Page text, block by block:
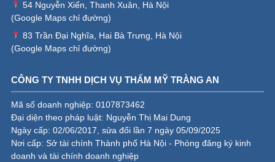
54 Nguyễn Xiển, Thanh Xuân, Hà Nội
(Google Maps chỉ đường)
83 Trần Đại Nghĩa, Hai Bà Trưng, Hà Nội
(Google Maps chỉ đường)
CÔNG TY TNHH DỊCH VỤ THẨM MỸ TRÀNG AN
Mã số doanh nghiệp: 0107873462
Đại diện theo pháp luật: Nguyễn Thị Mai Dung
Ngày cấp: 02/06/2017, sửa đổi lần 7 ngày 05/09/2025
Nơi cấp: Sở tài chính Thành phố Hà Nội - Phòng đăng ký kinh
doanh và tài chính doanh nghiệp